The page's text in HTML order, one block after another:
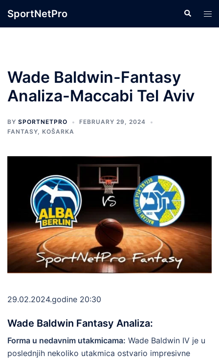
SportNetPro Search
Wade Baldwin-Fantasy
Analiza-Maccabi Tel Aviv
BY SPORTNETPRO
FEBRUARY 29, 2024
FANTASY, KOŠARKA
29.02.2024.godine 20:30
Wade Baldwin Fantasy Analiza:
Forma u nedavnim utakmicama: Wade Baldwin IV je u
poslednjih nekoliko utakmica ostvario impresivne